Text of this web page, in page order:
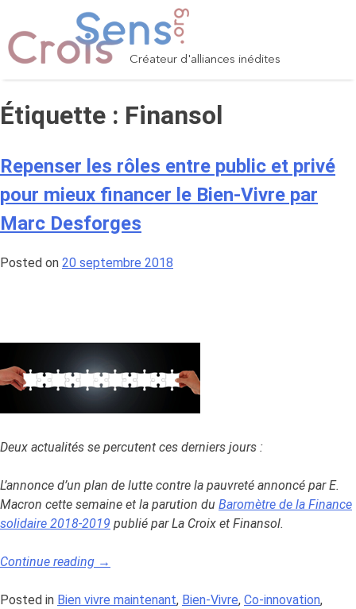
content
Créateur d'alliances inédites
Étiquette : Finansol
Repenser les rôles entre public et privé
pour mieux financer le Bien-Vivre par
Marc Desforges
Posted on 20 septembre 2018
Deux actualités se percutent ces derniers jours :
L’annonce d’un plan de lutte contre la pauvreté annoncé par E.
Macron cette semaine et la parution du Baromètre de la Finance
solidaire 2018-2019 publié par La Croix et Finansol.
Continue reading « Repenser
rôles
→
Posted in Bien vivre maintenant, Bien-Vivre, Co-innovation,